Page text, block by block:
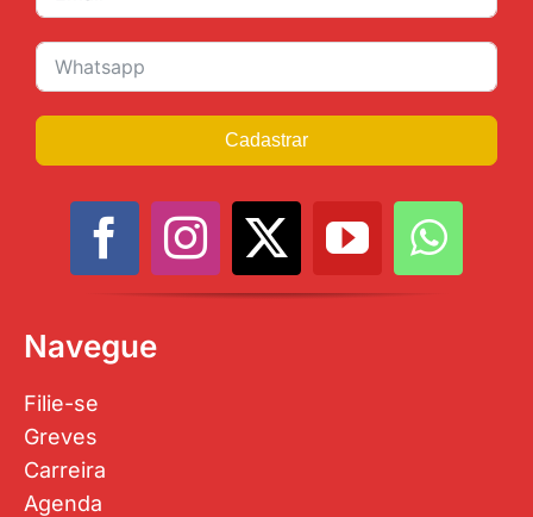
Cadastrar
Navegue
Filie-se
Greves
Carreira
Agenda